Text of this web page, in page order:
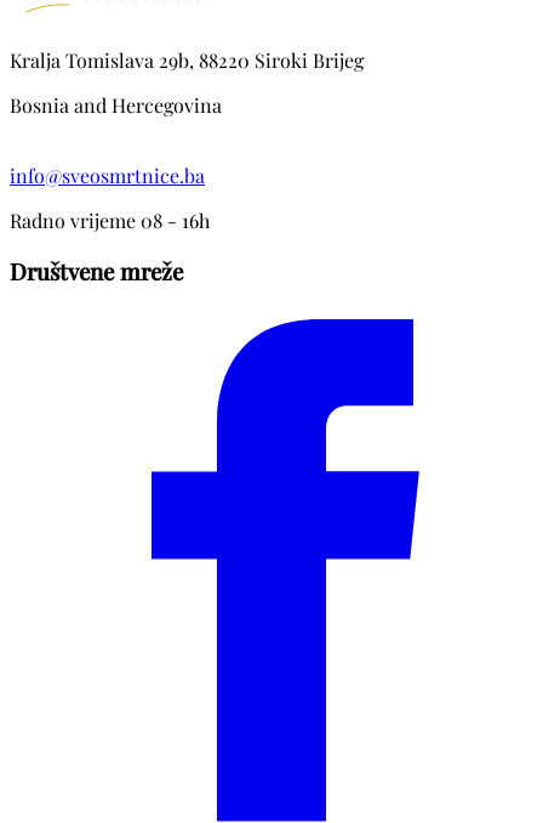
Kralja Tomislava 29b, 88220 Siroki Brijeg
Bosnia and Hercegovina
info@sveosmrtnice.ba
Radno vrijeme 08 - 16h
Društvene mreže